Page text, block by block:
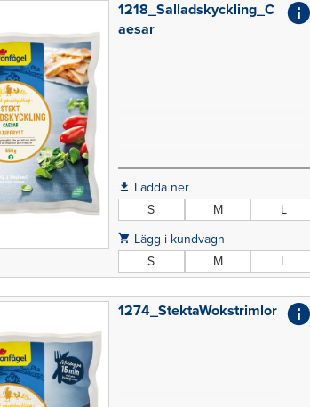
1218_Salladskyckling_C
aesar
Ladda ner
S
M
L
Lägg i kundvagn
S
M L
1274_StektaWokstrimlor